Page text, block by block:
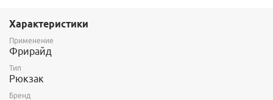
Характеристики
Применение
Фрирайд
Тип
Рюкзак
Бренд